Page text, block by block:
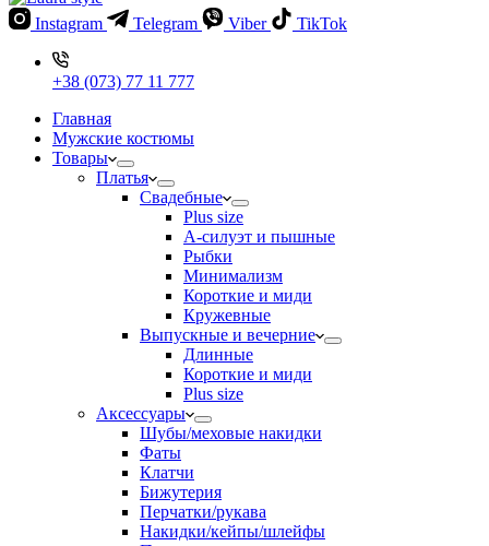
Instagram Telegram Viber TikTok
+38 (073) 77 11 777
Главная
Мужские костюмы
Товары
Платья
Свадебные
Plus size
А-силуэт и пышные
Рыбки
Минимализм
Короткие и миди
Кружевные
Выпускные и вечерние
Длинные
Короткие и миди
Plus size
Аксессуары
Шубы/меховые накидки
Фаты
Клатчи
Бижутерия
Перчатки/рукава
Накидки/кейпы/шлейфы